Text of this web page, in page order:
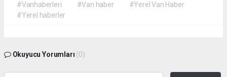
#Vanhaberleri #Van haber
#Yerel Van Haber
#Yerel haberler
Okuyucu Yorumları (0)